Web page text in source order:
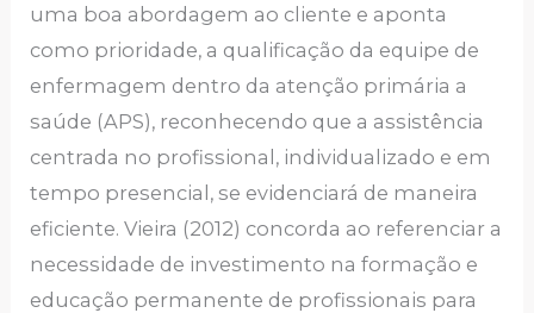
uma boa abordagem ao cliente e aponta
como prioridade, a qualificação da equipe de
enfermagem dentro da atenção primária a
saúde (APS), reconhecendo que a assistência
centrada no profissional, individualizado e em
tempo presencial, se evidenciará de maneira
eficiente. Vieira (2012) concorda ao referenciar a
necessidade de investimento na formação e
educação permanente de profissionais para